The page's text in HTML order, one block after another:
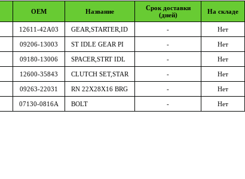
OEM Название
Срок доставки
(дней)
На складе
12611-42A03 GEAR,STARTER,ID - Нет
09206-13003 ST IDLE GEAR PI - Нет
09180-13006 SPACER,STRT IDL - Нет
12600-35843 CLUTCH SET,STAR - Нет
09263-22031 RN 22X28X16 BRG - Нет
07130-0816A BOLT - Нет